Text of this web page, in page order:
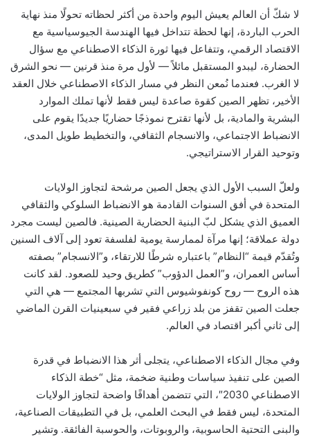
لا شكّ أن العالم يعيش اليوم واحدة من أكثر لحظاته تحولًا منذ نهاية
الحرب الباردة، إنها لحظة تتداخل فيها الهندسة الجيوسياسية مع
الاقتصاد الرقمي، وتتفاعل فيها ثورة الذكاء الاصطناعي مع سؤال
الحضارة، ليبدو المستقبل مائلاً — لأول مرة منذ قرنين — نحو الشرق
لا الغرب. فعندما نُمعن النظر في مسار الذكاء الاصطناعي خلال العقد
الأخير، تظهر الصين كقوة صاعدة ليس فقط لأنها تملك الموارد
البشرية والمادية، بل لأنها تقترح نموذجًا حضاريًا جديدًا يقوم على
الانضباط الاجتماعي، والانسجام الثقافي، والتخطيط طويل المدى،
وتوحيد القرار الاستراتيجي.
ولعلّ السبب الأول الذي يجعل الصين مرشحة لتجاوز الولايات
المتحدة في أفق السنوات القادمة هو الانضباط السلوكي والثقافي
العميق الذي يشكل لبّ البنية الحضارية الصينية. فالصين ليست مجرد
دولة عملاقة؛ إنها مرآة لممارسة يومية لفلسفة تعود إلى آلاف السنين
وتُقدّم قيمة “النظام” باعتباره شرطًا للارتقاء، و”الانسجام” بصفته
أساس العمران، و”العمل الدؤوب” كطريق وحيد للصعود. لقد كانت
هذه الروح — روح كونفوشيوس التي تشربها المجتمع — هي التي
جعلت الصين تقفز من بلد زراعي فقير في سبعينيات القرن الماضي
إلى ثاني أكبر اقتصاد في العالم.
وفي مجال الذكاء الاصطناعي، يتجلى أثر هذا الانضباط في قدرة
الصين على تنفيذ سياسات وطنية ضخمة، مثل “خطة الذكاء
الاصطناعي 2030″، التي تتضمن أهدافًا واضحة لتجاوز الولايات
المتحدة، ليس فقط في البحث العلمي، بل في التطبيقات الصناعية،
والبنى التحتية الحاسوبية، والروبوتات، والحوسبة الفائقة. وتشير